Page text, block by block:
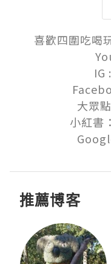
喜歡四圍吃喝
IG
大眾
小紅書
推薦博客